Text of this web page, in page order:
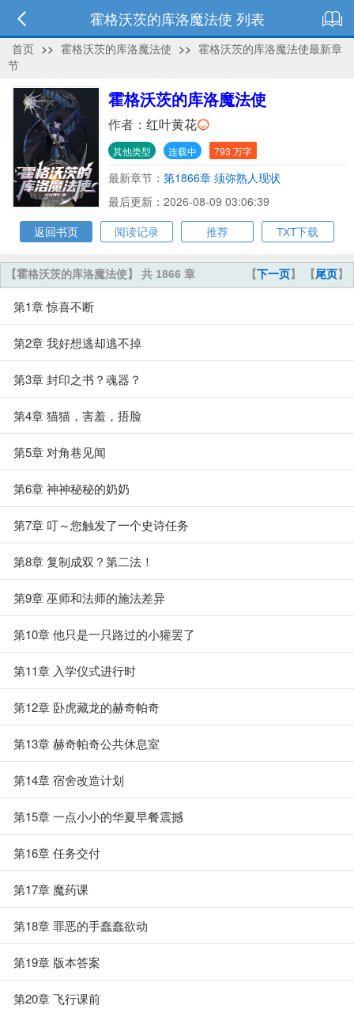
霍格沃茨的库洛魔法使 列表
首页 >> 霍格沃茨的库洛魔法使 >> 霍格沃茨的库洛魔法使最新章
节
霍格沃茨的库洛魔法使
作者： 红叶黄花
其他类型 连载中 793 万字
最新章节： 第1866章 须弥熟人现状
最后更新：2026-08-09 03:06:39
返回书页
阅读记录 推荐 TXT下载
【下一页】 【尾页】
【霍格沃茨的库洛魔法使】 共 1866 章
第1章 惊喜不断
第2章 我好想逃却逃不掉
第3章 封印之书？魂器？
第4章 猫猫，害羞，捂脸
第5章 对角巷见闻
第6章 神神秘秘的奶奶
第7章 叮～您触发了一个史诗任务
第8章 复制成双？第二法！
第9章 巫师和法师的施法差异
第10章 他只是一只路过的小獾罢了
第11章 入学仪式进行时
第12章 卧虎藏龙的赫奇帕奇
第13章 赫奇帕奇公共休息室
第14章 宿舍改造计划
第15章 一点小小的华夏早餐震撼
第16章 任务交付
第17章 魔药课
第18章 罪恶的手蠢蠢欲动
第19章 版本答案
第20章 飞行课前